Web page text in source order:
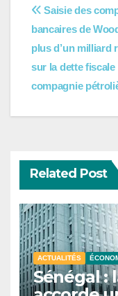
de
l’article
Saisie des
bancaires de
plus d’un milliard
sur la dette fiscale
compagnie
Related Post
ACTUALITÉS
Sénégal :